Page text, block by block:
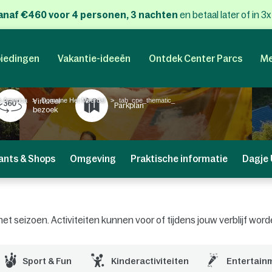
€460 voor 4 personen, 3 nachten en betaal later of in
Vakantie-ideeën Ontdek Center Parcs
America Domaine Het Meerdal tab_cpe_thematic_
Virtueel
bezoek
Parkplan
& Shops Omgeving Praktische informatie Dagje
seizoen. Activiteiten kunnen voor of tijdens jouw verblijf
Sport & Fun Kinderactiviteiten